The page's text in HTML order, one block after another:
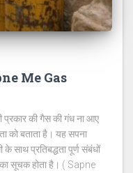
Me Gas
की गैस की गंध ना आए
को बताता है। यह सपना
के साथ प्रतिबद्धता पूर्ण संबंधों
सूचक होता है। ( Sapne